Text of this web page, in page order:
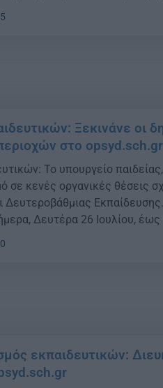
Εκπαίδευσης
ΟΠΣΥΔ προσπελαύνεται
Το παρόν εγχειρίδιο
Ξεκινάνε οι
στο opsyd.sch.gr
Το υπουργείο
σε κενές οργανικές θέσεις
Δευτεροβάθμιας
Δευτέρα 26 Ιουλίου, έως
να υποβάλουν αίτηση-
σχολείων για μόνιμο
εκπαιδευτικών: